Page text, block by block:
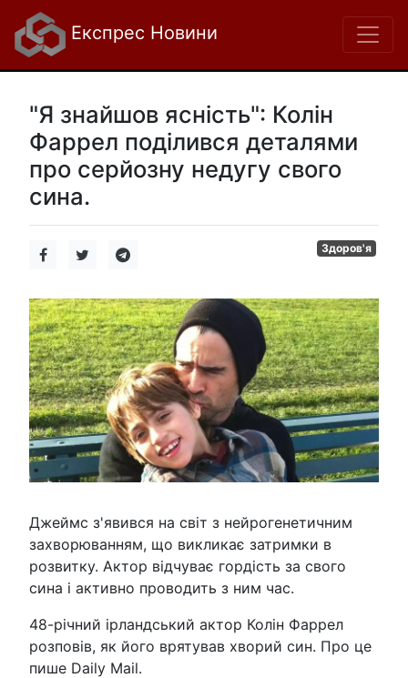
Експрес Новини
"Я знайшов ясність": Колін
Фаррел поділився деталями
про серйозну недугу свого
сина.
Здоров'я
Джеймс з'явився на світ з нейрогенетичним
захворюванням, що викликає затримки в
розвитку. Актор відчуває гордість за свого
сина і активно проводить з ним час.
48-річний ірландський актор Колін Фаррел
розповів, як його врятував хворий син. Про це
пише Daily Mail.